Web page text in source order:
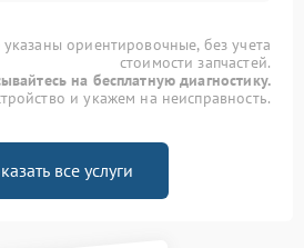
ориентировочные, без учета
стоимости запчастей.
на бесплатную диагностику.
и укажем на неисправность.
все услуги